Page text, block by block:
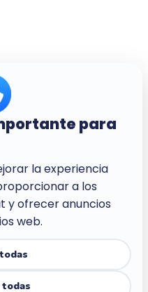
para
la experiencia
a los
y ofrecer anuncios
web.
todas